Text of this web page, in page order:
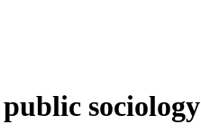
sociology